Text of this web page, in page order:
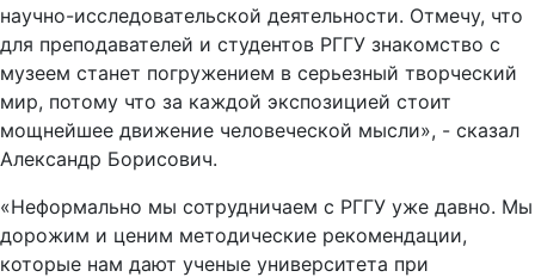
научно-исследовательской деятельности. Отмечу, что
для преподавателей и студентов РГГУ знакомство с
музеем станет погружением в серьезный творческий
мир, потому что за каждой экспозицией стоит
мощнейшее движение человеческой мысли», - сказал
Александр Борисович.
«Неформально мы сотрудничаем с РГГУ уже давно. Мы
дорожим и ценим методические рекомендации,
которые нам дают ученые университета при